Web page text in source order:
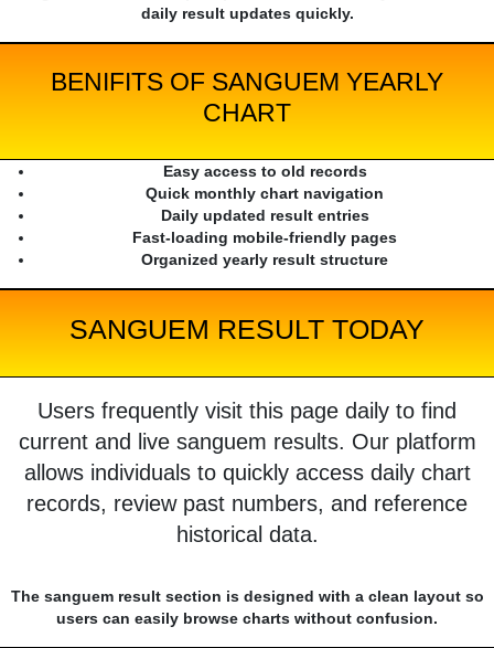
daily result updates quickly.
BENIFITS OF SANGUEM YEARLY
CHART
Easy access to old records
Quick monthly chart navigation
Daily updated result entries
Fast-loading mobile-friendly pages
Organized yearly result structure
SANGUEM RESULT TODAY
Users frequently visit this page daily to find
current and live sanguem results. Our platform
allows individuals to quickly access daily chart
records, review past numbers, and reference
historical data.
The sanguem result section is designed with a clean layout so
users can easily browse charts without confusion.